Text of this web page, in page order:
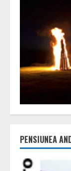
PENSIUNEA